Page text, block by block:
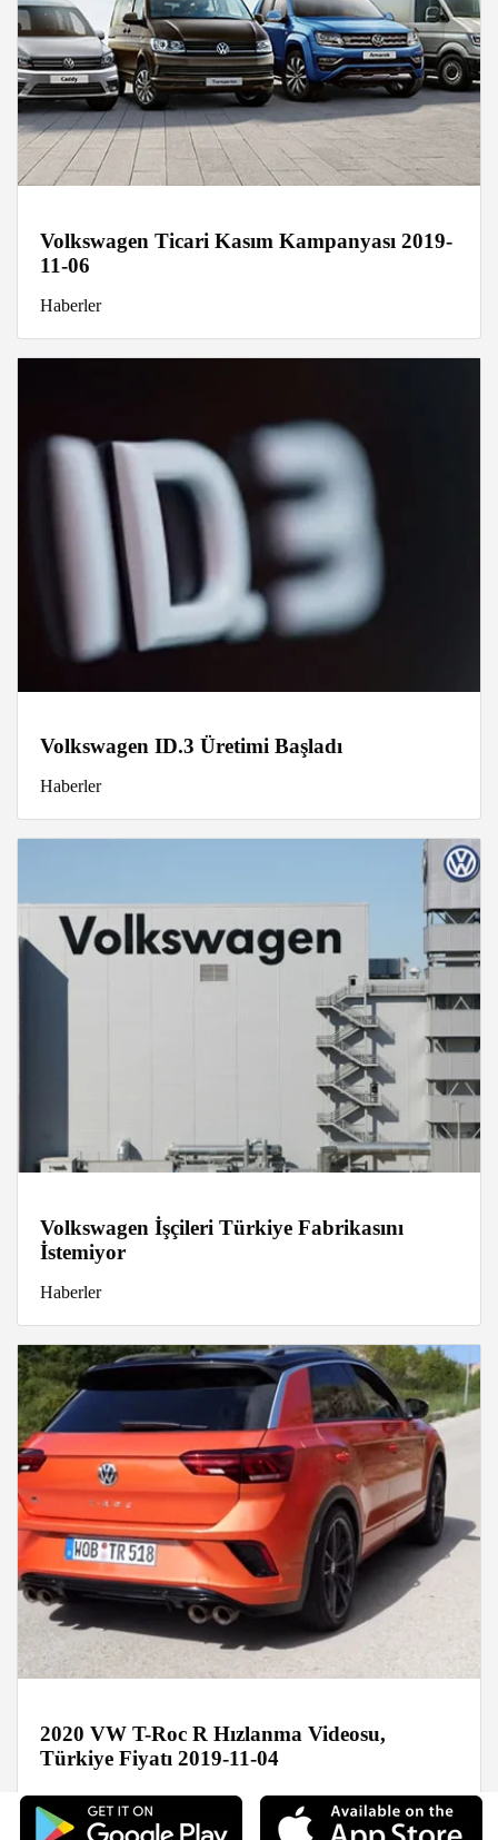
Volkswagen Ticari Kasım Kampanyası 2019-
11-06
Haberler
Volkswagen ID.3 Üretimi Başladı
Haberler
Volkswagen İşçileri Türkiye Fabrikasını
İstemiyor
Haberler
2020 VW T-Roc R Hızlanma Videosu,
Türkiye Fiyatı 2019-11-04
Video Galeri